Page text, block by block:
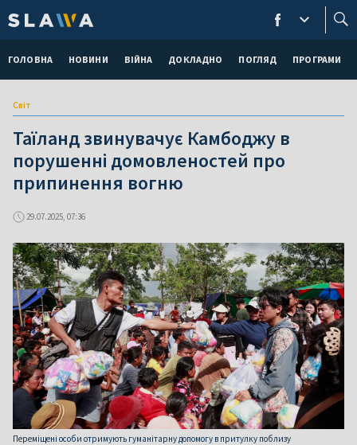
ГОЛОВНА НОВИНИ ВІЙНА ДОКЛАДНО ПОГЛЯД ПРОГРАМИ
Світ
Таїланд звинувачує Камбоджу в
порушенні домовленостей про
припинення вогню
29.07.2025, 07:36
Переміщені особи отримують гуманітарну допомогу в притулку поблизу